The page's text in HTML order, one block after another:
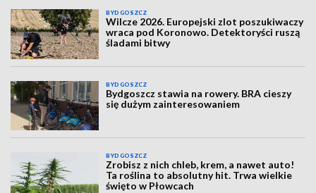
BYDGOSZCZ
Wilcze 2026. Europejski zlot poszukiwaczy
wraca pod Koronowo. Detektoryści ruszą
śladami bitwy
BYDGOSZCZ
Bydgoszcz stawia na rowery. BRA cieszy
się dużym zainteresowaniem
BYDGOSZCZ
Zrobisz z nich chleb, krem, a nawet auto!
Ta roślina to absolutny hit. Trwa wielkie
święto w Płowcach